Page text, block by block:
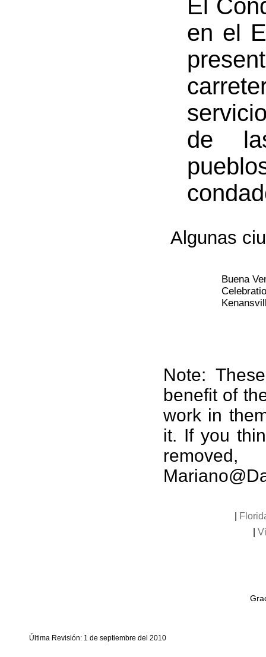
El
en el
de
Algunas
Buena
Note:
benefit of
work in
it. If you
Última Revisión: 1 de septiembre del 2010